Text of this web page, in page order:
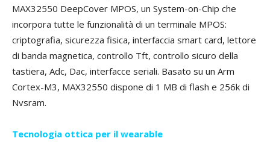
MAX32550 DeepCover MPOS, un System-on-Chip che
incorpora tutte le funzionalità di un terminale MPOS:
criptografia, sicurezza fisica, interfaccia smart card, lettore
di banda magnetica, controllo Tft, controllo sicuro della
tastiera, Adc, Dac, interfacce seriali. Basato su un Arm
Cortex-M3, MAX32550 dispone di 1 MB di flash e 256k di
Nvsram.
Tecnologia ottica per il wearable